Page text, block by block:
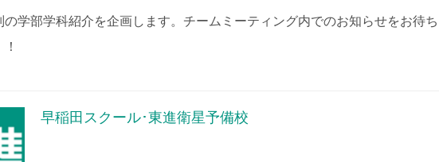
の学部学科紹介を企画します。チームミーティング内でのお知らせをお待ち
早稲田スクール･東進衛星予備校